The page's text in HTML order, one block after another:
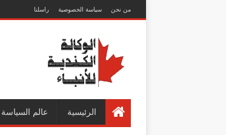
من نحن سياسة الخصوصية راسلنا
الرئيسية عالم السياسة